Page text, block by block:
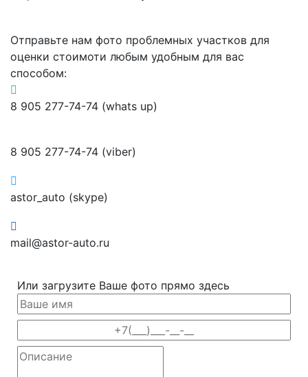
Отправьте нам фото проблемных участков для
оценки стоимоти любым удобным для вас
способом:
8 905 277-74-74 (whats up)
8 905 277-74-74 (viber)
astor_auto (skype)
mail@astor-auto.ru
Или загрузите Ваше фото прямо здесь